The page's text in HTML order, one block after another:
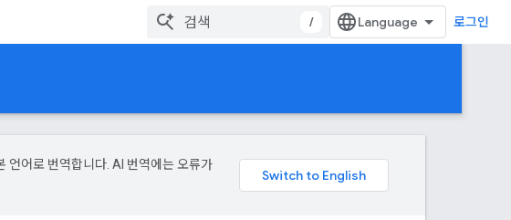
/ 로그인
언어로 번역합니다. AI 번역에는 오류가